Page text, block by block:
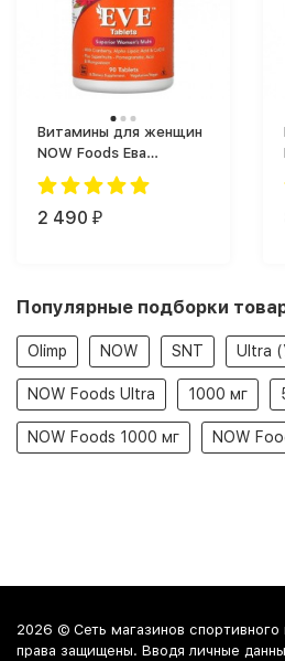
Витамины для женщин
NOW Foods Ева
Women's Multiple
Vitamin (90 таб.)
2 490 ₽
Популярные подборки
Olimp NOW SNT Ultra
NOW Foods Ultra 1000 мг
NOW Foods 1000 мг NOW
2026 © Сеть магазинов спортивного
права защищены. Вводя личные